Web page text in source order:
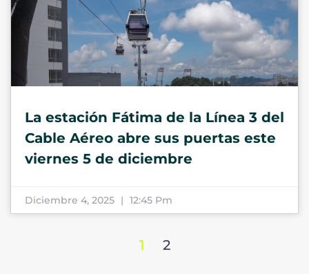
La estación Fátima de la Línea 3 del
Cable Aéreo abre sus puertas este
viernes 5 de diciembre
Diciembre 4, 2025 12:45 Pm
1 2